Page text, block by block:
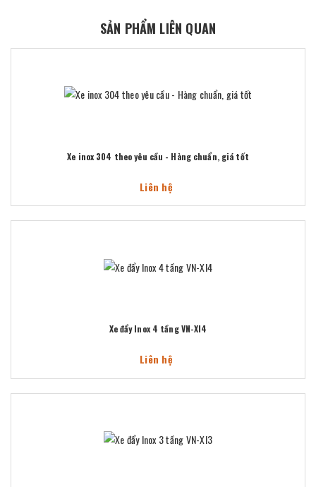
SẢN PHẨM LIÊN QUAN
Xe inox 304 theo yêu cầu - Hàng chuẩn, giá tốt
Liên hệ
Xe đẩy Inox 4 tầng VN-XI4
Liên hệ